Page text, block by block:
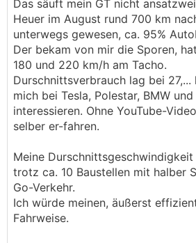
. .
Das säuft mein GT nicht
Heuer im August rund 700 km
unterwegs gewesen, ca. 95%
Der bekam von mir die Sporen,
180 und 220 km/h am Tacho.
Durschnittsverbrauch lag bei 27,...
mich bei Tesla, Polestar, BMW
interessieren. Ohne YouTube-
selber er-fahren.
Meine Durschnittsgeschwindigkeit
trotz ca. 10 Baustellen mit halber
Go-Verkehr.
Ich würde meinen, äußerst
Fahrweise.